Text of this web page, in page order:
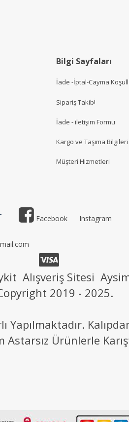
Bilgi Sayfaları
İade -İptal-Cayma
Sipariş Takibi
İade - iletişim Formu
Kargo ve Taşıma Bilgileri
Müşteri Hizmetleri
Facebook Instagram
Alışveriş Sitesi
2019 - 2025.
Astarsız Ürünlerle